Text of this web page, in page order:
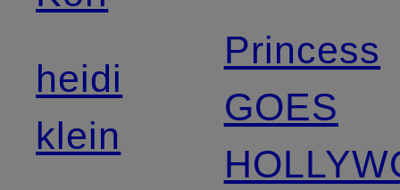
heidi
klein
Princess
GOES